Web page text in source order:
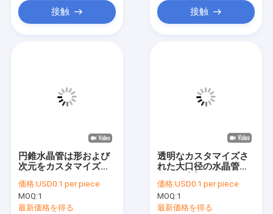
接触 接触
円錐水晶管は形および
次元をカスタマイズし
価格:USD0.1 per piece
MOQ:1
最新価格を得る
透明なカスタマイズさ
れた大口径の水晶管の
価格:USD0.1 per piece
MOQ:1
最新価格を得る